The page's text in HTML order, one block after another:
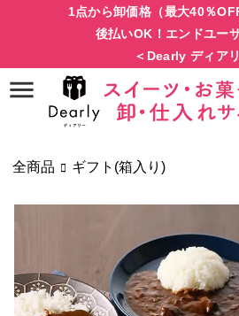
1点から卸価格（最大40％
後払いOK！エンドユー
＜Dearly ディア
全商品 ギフト(箱入り)